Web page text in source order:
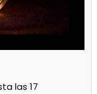
Ensenada